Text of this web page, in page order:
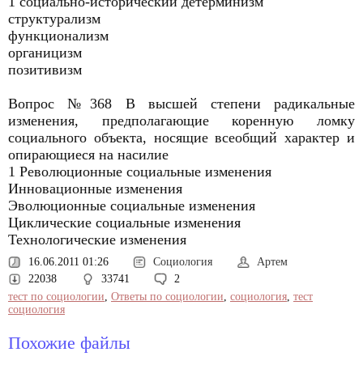
структурализм
функционализм
органицизм
позитивизм
Вопрос №368 В высшей степени радикальные
изменения, предполагающие коренную ломку
социального объекта, носящие всеобщий характер и
опирающиеся на насилие
1 Революционные социальные изменения
Инновационные изменения
Эволюционные социальные изменения
Циклические социальные изменения
Технологические изменения
16.06.2011 01:26 Социология
Артем
22038
33741
2
тест по социологии, Ответы по социологии, социология, тест
социология
Похожие файлы